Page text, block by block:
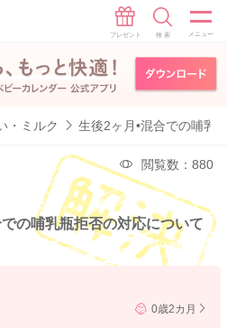
・ミルク 生後2ヶ月•混合での哺乳
閲覧数：880
の哺乳瓶拒否の対応について
0歳2カ月